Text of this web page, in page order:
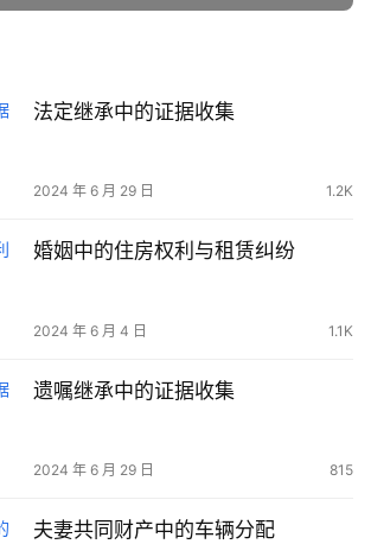
法定继承中的证据收集
2024 年 6 月 29 日 1.2K
婚姻中的住房权利与租赁纠纷
2024 年 6 月 4 日 1.1K
遗嘱继承中的证据收集
2024 年 6 月 29 日 815
夫妻共同财产中的车辆分配